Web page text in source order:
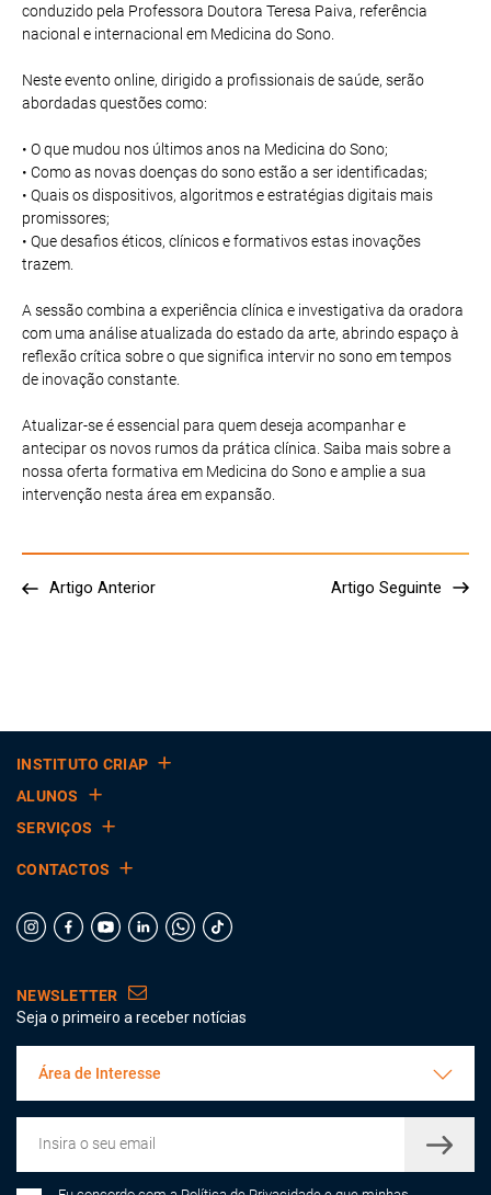
conduzido pela Professora Doutora Teresa Paiva, referência
nacional e internacional em Medicina do Sono.
Neste evento online, dirigido a profissionais de saúde, serão
abordadas questões como:
• O que mudou nos últimos anos na Medicina do Sono;
• Como as novas doenças do sono estão a ser identificadas;
• Quais os dispositivos, algoritmos e estratégias digitais mais
promissores;
• Que desafios éticos, clínicos e formativos estas inovações
trazem.
A sessão combina a experiência clínica e investigativa da oradora
com uma análise atualizada do estado da arte, abrindo espaço à
reflexão crítica sobre o que significa intervir no sono em tempos
de inovação constante.
Atualizar-se é essencial para quem deseja acompanhar e
antecipar os novos rumos da prática clínica. Saiba mais sobre a
nossa oferta formativa em Medicina do Sono e amplie a sua
intervenção nesta área em expansão.
Artigo Anterior Artigo Seguinte
INSTITUTO CRIAP
ALUNOS
SERVIÇOS
CONTACTOS
NEWSLETTER
Seja o primeiro a receber notícias
Área de Interesse